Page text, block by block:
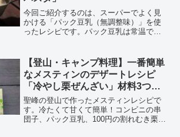
今回ご紹介するのは、スーパーでよく見
かける「パック豆乳（無調整味）」を使
ったレシピです。パック豆乳は常温で保
いるレシピでは、具材をオリーブオイル
で炒めていますが、炒めず煮込むだけで
も美味しく仕上がると思います。具材を
炒めれば、より美味しいスープに仕上が
りますでオイルを準備できる方にはおス
スメですよ
【登山・キャンプ料理】一番簡単
なメスティンのデザートレシピ
「冷やし栗ぜんざい」材料3つ混
ぜるだけ。
聖峰の登山で作ったメスティンレシピで
す。冷たくて甘くて簡単！コンビニの串
団子、パック豆乳、100円の割れむき栗